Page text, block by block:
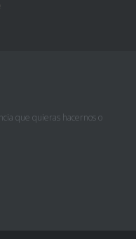
que quieras hacernos o